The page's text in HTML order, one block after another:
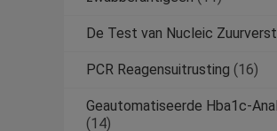
De Test van Nucleic
PCR Reagensuitrusting (16)
Geautomatiseerde Hba1c-
(14)